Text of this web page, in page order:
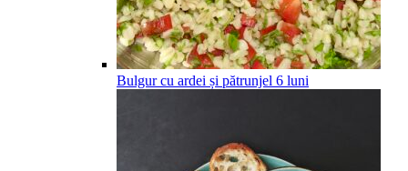
Bulgur cu ardei și pătrunjel 6 luni